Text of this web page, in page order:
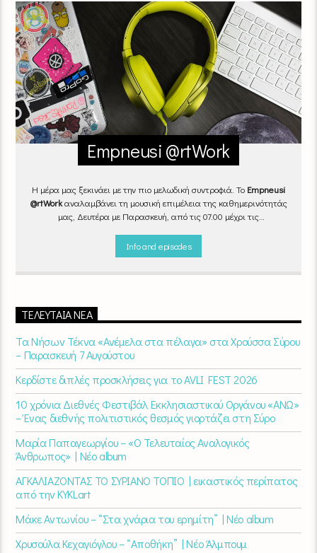
Empneusi @rtWork
Η μέρα μας ξεκινάει με την πιο μελωδική συντροφιά. Το Empneusi
@rtWorkαναλαμβάνει τη μουσική επιμέλεια της καθημερινότητάς
μας, Δευτέρα με Παρασκευή, από τις 07.00 μέχρι τις
εναλλάσσονται αρμονικά, θυμίζοντάς μας πως δουλειά και
Καθημερινά(Δευτέρα-Παρασκευή)
Info and episodes
ΤΕΛΕΥΤΑΊΑ ΝΈΑ
Τα Νήσων Τέκνα «Ανέμελα στα πέλαγα» στα Χρούσσα Σύρου
– Παρασκευή 7 Αυγούστου
Κερδίστε διπλές προσκλήσεις για το AVLI FEST 2026
10 χρόνια Διεθνές Φεστιβάλ Εκκλησιαστικού Οργάνου «ΑΝΩ»
– Ένας διεθνής πολιτιστικός θεσμός γιορτάζει στη Σύρο​
Μαρία Παπαγεωργίου – «Ο Τελευταίος Αναλογικός
Άνθρωπος» | Νέο album
ΑΓΚΑΛΙΑΖΟΝΤΑΣ ΤΟ ΣΥΡΙΑΝΟ ΤΟΠΙΟ | εικαστικός περίπατος
από την KYKLart
Μάκε Αντωνίου – “Στα χνάρια του ερημίτη” | Νέο album
Χρυσούλα Κεχαγιόγλου – “Αποθήκη” | Νέο Άλμπουμ